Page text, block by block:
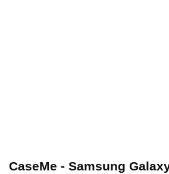
CaseMe - Samsung